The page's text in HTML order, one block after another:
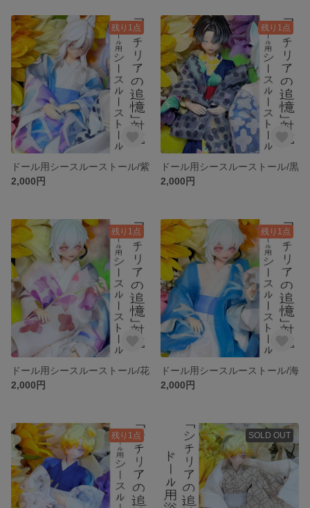
残り1点
ドール用シースルーストール/紫
2,000円
残り1点
ドール用シースルーストール/黒
2,000円
残り1点
ドール用シースルーストール/花
2,000円
残り1点
ドール用シースルーストール/海
2,000円
残り1点 SOLD OUT